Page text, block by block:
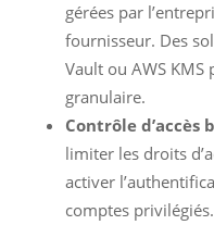
gérées par
fournisseur. Des
Vault ou AWS
granulaire.
Contrôle d’accès
limiter les droits
activer
comptes